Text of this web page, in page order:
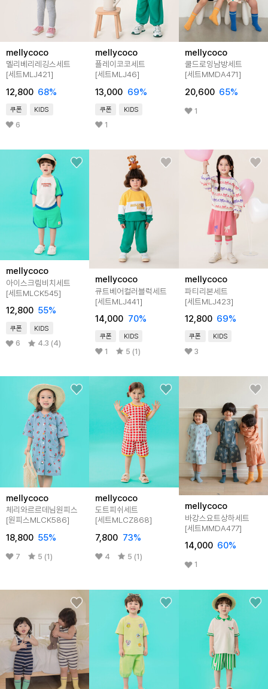
mellycoco
멜리베리레깅스세트
[세트MLJ421]
12,800 68%
쿠폰 KIDS
6
mellycoco
플레이코코세트
[세트MLJ46]
13,000 69%
쿠폰 KIDS
1
mellycoco
쿨드로잉남방세트
[세트MMDA471]
20,600 65%
1
mellycoco
아이스크림비치세트
[세트MLCK545]
12,800 55%
쿠폰 KIDS
6 4.3 (4)
mellycoco
큐트베어컬러블럭세트
[세트MLJ441]
14,000 70%
쿠폰 KIDS
1 5 (1)
mellycoco
파티리본세트
[세트MLJ423]
12,800 69%
쿠폰 KIDS
3
mellycoco
체리와르르데님원피스
[원피스MLCK586]
18,800 55%
7 5 (1)
mellycoco
도트피쉬세트
[세트MLCZ868]
7,800 73%
4 5 (1)
mellycoco
바캉스요트상하세트
[세트MMDA477]
14,000 60%
1